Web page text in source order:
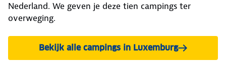
Nederland. We geven je deze tien campings ter
overweging.
Bekijk alle campings in Luxemburg